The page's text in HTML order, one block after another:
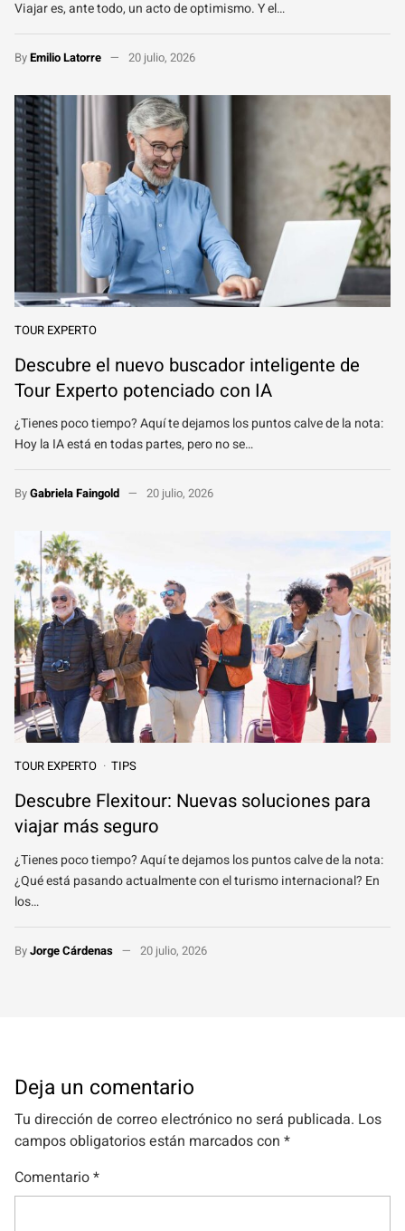
Viajar es, ante todo, un acto de optimismo. Y el…
ByEmilio Latorre 20 julio, 2026
TOUR EXPERTO
Descubre el nuevo buscador inteligente de
Tour Experto potenciado con IA
¿Tienes poco tiempo? Aquí te dejamos los puntos calve de la nota:
Hoy la IA está en todas partes, pero no se…
ByGabriela Faingold 20 julio, 2026
TOUR EXPERTO TIPS
Descubre Flexitour: Nuevas soluciones para
viajar más seguro
¿Tienes poco tiempo? Aquí te dejamos los puntos calve de la nota:
¿Qué está pasando actualmente con el turismo internacional? En
los…
ByJorge Cárdenas 20 julio, 2026
Deja un comentario
Tu dirección de correo electrónico no será publicada. Los
campos obligatorios están marcados con *
Comentario*